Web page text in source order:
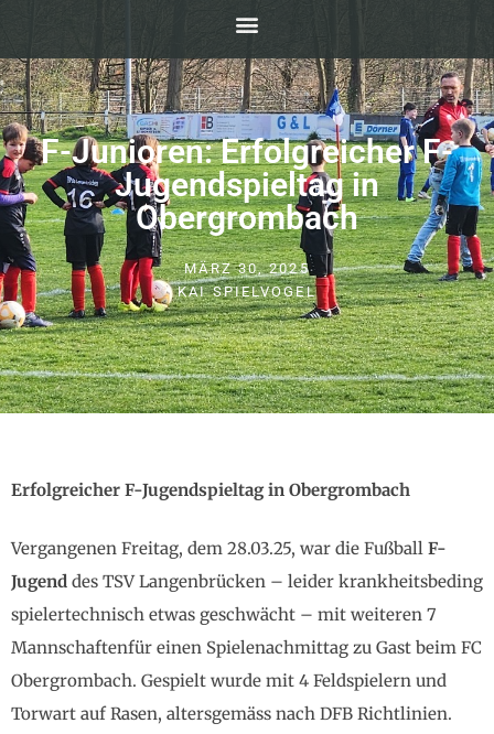
F-Junioren: Erfolgreicher F-
Jugendspieltag in
Obergrombach
MÄRZ 30, 2025
KAI SPIELVOGEL
Erfolgreicher F-Jugendspieltag in Obergrombach
Vergangenen Freitag, dem 28.03.25, war die Fußball F-
Jugend des TSV Langenbrücken – leider krankheitsbeding
spielertechnisch etwas geschwächt – mit weiteren 7
Mannschaftenfür einen Spielenachmittag zu Gast beim FC
Obergrombach. Gespielt wurde mit 4 Feldspielern und
Torwart auf Rasen, altersgemäss nach DFB Richtlinien.